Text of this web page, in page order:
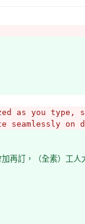
as you type,
on
再訂，（全素）工人